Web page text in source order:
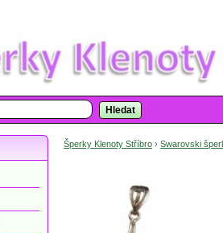
Hledat
Šperky Klenoty Stříbro › Swarovski